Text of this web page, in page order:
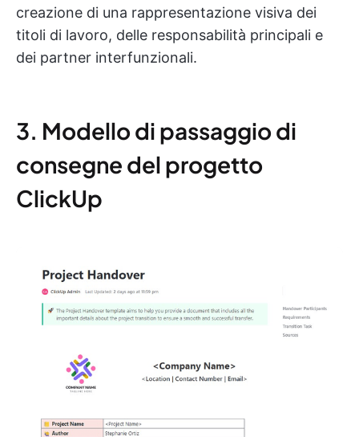
creazione di una rappresentazione visiva dei
titoli di lavoro, delle responsabilità principali e
dei partner interfunzionali.
3. Modello di passaggio di
consegne del progetto
ClickUp